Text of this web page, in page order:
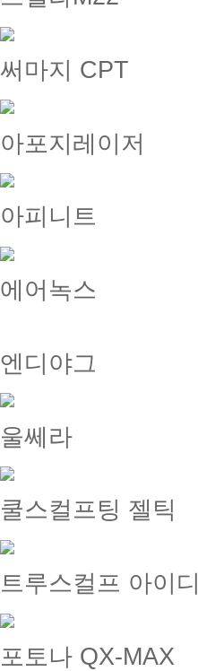
써마지 CPT
아포지레이저
아피니트
에어녹스
엔디야그
울쎄라
쿨스컬프팅 젤틱
트루스컬프 아이디
포토나 QX-MAX